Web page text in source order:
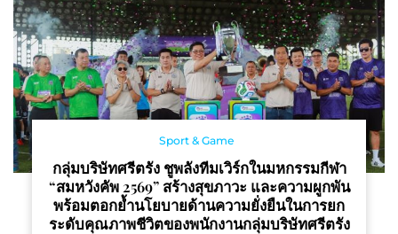
Sport & Game
กลุ่มบริษัทศรีตรัง ชูพลังทีมเวิร์กในมหกรรมกีฬา
“สมหวังคัพ 2569” สร้างสุขภาวะ และความผูกพัน
พร้อมตอกย้ำนโยบายด้านความยั่งยืนในการยก
ระดับคุณภาพชีวิตของพนักงานกลุ่มบริษัทศรีตรัง